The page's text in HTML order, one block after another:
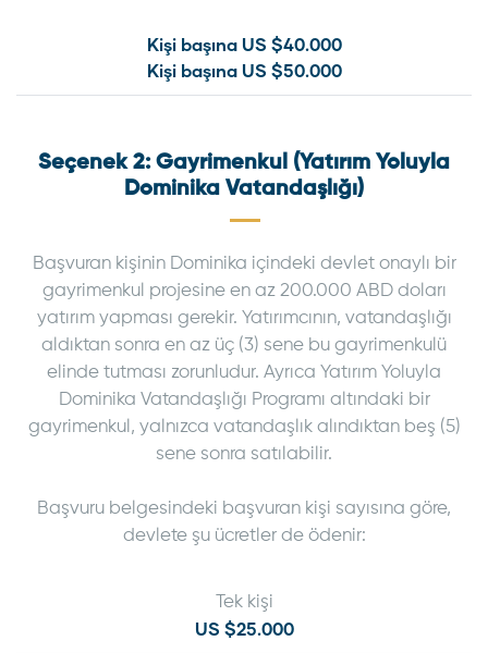
Kişi başına US $40.000
Kişi başına US $50.000
Seçenek 2: Gayrimenkul (Yatırım Yoluyla
Dominika Vatandaşlığı)
Başvuran kişinin Dominika içindeki devlet onaylı bir
gayrimenkul projesine en az 200.000 ABD doları
yatırım yapması gerekir. Yatırımcının, vatandaşlığı
aldıktan sonra en az üç (3) sene bu gayrimenkulü
elinde tutması zorunludur. Ayrıca Yatırım Yoluyla
Dominika Vatandaşlığı Programı altındaki bir
gayrimenkul, yalnızca vatandaşlık alındıktan beş (5)
sene sonra satılabilir.
Başvuru belgesindeki başvuran kişi sayısına göre,
devlete şu ücretler de ödenir:
Tek kişi
US $25.000